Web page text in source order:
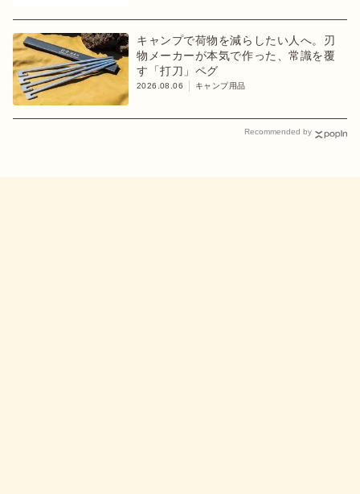
キャンプで荷物を減らしたい人へ。刃
物メーカーが本気で作った、常識を覆
す「打刀」ペグ
2026.08.06 キャンプ用品
Recommended by